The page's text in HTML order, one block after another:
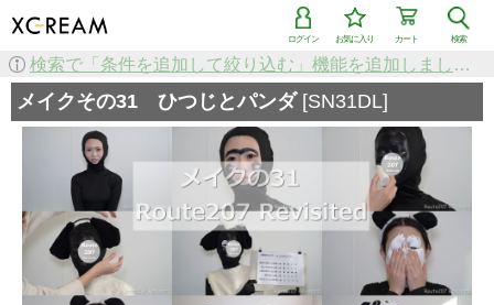
検索
カート
お気に入り
ログイン
検索で「条件を追加して絞り込む」機能を追加しました！
メイクその31 ひつじとパンダ [SN31DL]